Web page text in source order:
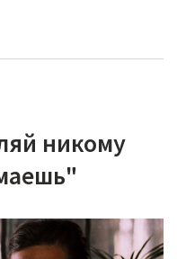
никому